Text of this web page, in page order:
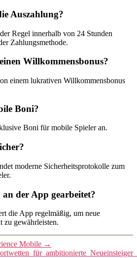
Auszahlung?
Regel innerhalb von 24 Stunden
Zahlungsmethode.
Willkommensbonus?
einem lukrativen Willkommensbonus
Boni?
Boni für mobile Spieler an.
moderne Sicherheitsprotokolle zum
der App gearbeitet?
die App regelmäßig, um neue
zu gewährleisten.
Mobile →